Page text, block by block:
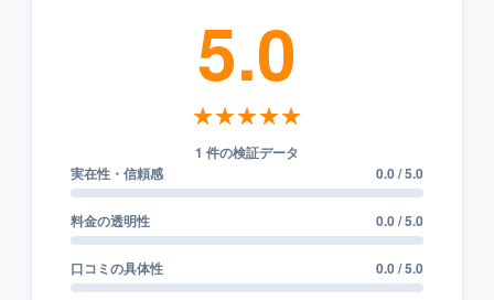
5.0
★★★★★
1 件の検証データ
実在性・信頼感
0.0 / 5.0
料金の透明性 0.0 / 5.0
口コミの具体性 0.0 / 5.0